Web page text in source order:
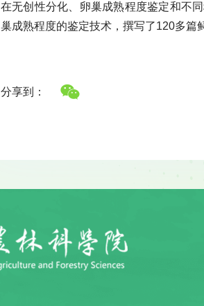
在无创性分化、卵巢成熟程度鉴定和不
巢成熟程度的鉴定技术，撰写了120多篇
分享到：